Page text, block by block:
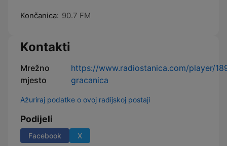
Končanica: 90.7 FM
Kontakti
Mrežno
mjesto
https://www.radiostanica.com/player/
gracanica
Ažuriraj podatke o ovoj radijskoj postaji
Podijeli
Facebook X